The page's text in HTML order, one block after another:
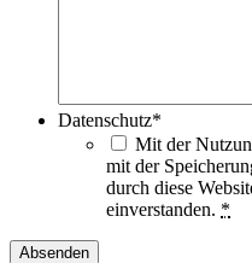
Datenschutz*
Mit der
mit der
durch diese
einverstanden. *
Absenden